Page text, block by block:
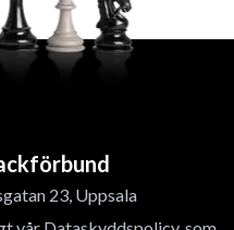
23, Uppsala